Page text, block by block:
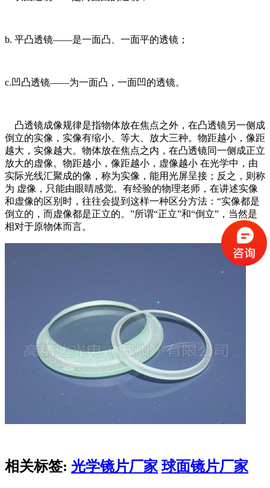
b. 平凸透镜——是一面凸、一面平的透镜；
c.凹凸透镜——为一面凸，一面凹的透镜。
凸透镜成像规律是指物体放在焦点之外，在凸透镜另一侧成
倒立的实像，实像有缩小、等大、放大三种。物距越小，像距
越大，实像越大。物体放在焦点之内，在凸透镜同一侧成正立
放大的虚像。物距越小，像距越小，虚像越小 在光学中，由
实际光线汇聚成的像，称为实像，能用光屏呈接；反之，则称
为 虚像，只能由眼睛感觉。有经验的物理老师，在讲述实像
和虚像的区别时，往往会提到这样一种区分方法：“实像都是
倒立的，而虚像都是正立的。”所谓“正立”和“倒立”，当然是
相对于原物体而言。
相关标签: 光学镜片厂家 球面镜片厂家